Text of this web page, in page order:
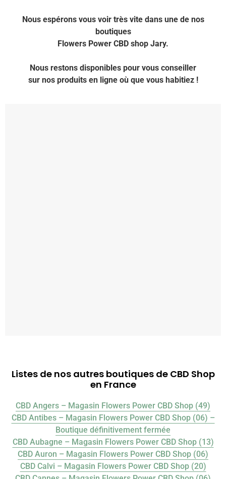
Nous espérons vous voir très vite dans une de nos
boutiques
Flowers Power CBD shop Jary.
Nous restons disponibles pour vous conseiller
sur nos produits en ligne où que vous habitiez !
Listes de nos autres boutiques de CBD Shop
en France
CBD Angers – Magasin Flowers Power CBD Shop (49)
CBD Antibes – Magasin Flowers Power CBD Shop (06) –
Boutique définitivement fermée
CBD Aubagne – Magasin Flowers Power CBD Shop (13)
CBD Auron – Magasin Flowers Power CBD Shop (06)
CBD Calvi – Magasin Flowers Power CBD Shop (20)